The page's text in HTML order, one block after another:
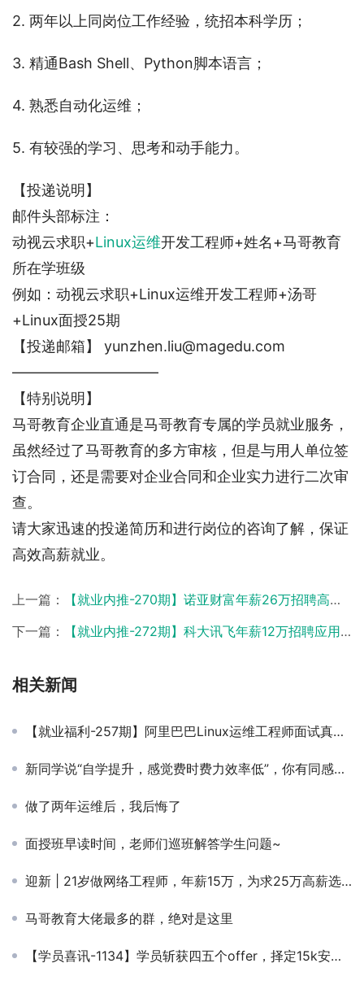
2. 两年以上同岗位工作经验，统招本科学历；
3. 精通Bash Shell、Python脚本语言；
4. 熟悉自动化运维；
5. 有较强的学习、思考和动手能力。
【投递说明】
邮件头部标注：
动视云求职+Linux运维开发工程师+姓名+马哥教育
所在学班级
例如：动视云求职+Linux运维开发工程师+汤哥
+Linux面授25期
【投递邮箱】 yunzhen.liu@magedu.com
——————————
【特别说明】
马哥教育企业直通是马哥教育专属的学员就业服务，
虽然经过了马哥教育的多方审核，但是与用人单位签
订合同，还是需要对企业合同和企业实力进行二次审
查。
请大家迅速的投递简历和进行岗位的咨询了解，保证
高效高薪就业。
上一篇：
【就业内推-270期】诺亚财富年薪26万招聘高级Linux运维
下一篇：
【就业内推-272期】科大讯飞年薪12万招聘应用系统Linux运维工程师
相关新闻
【就业福利-257期】阿里巴巴Linux运维工程师面试真题曝光
新同学说“自学提升，感觉费时费力效率低”，你有同感吗？
做了两年运维后，我后悔了
面授班早读时间，老师们巡班解答学生问题~
迎新 | 21岁做网络工程师，年薪15万，为求25万高薪选择学Linux
马哥教育大佬最多的群，绝对是这里
【学员喜讯-1134】学员斩获四五个offer，择定15k安全岗！体系化学习，就是面试时的最大底气！